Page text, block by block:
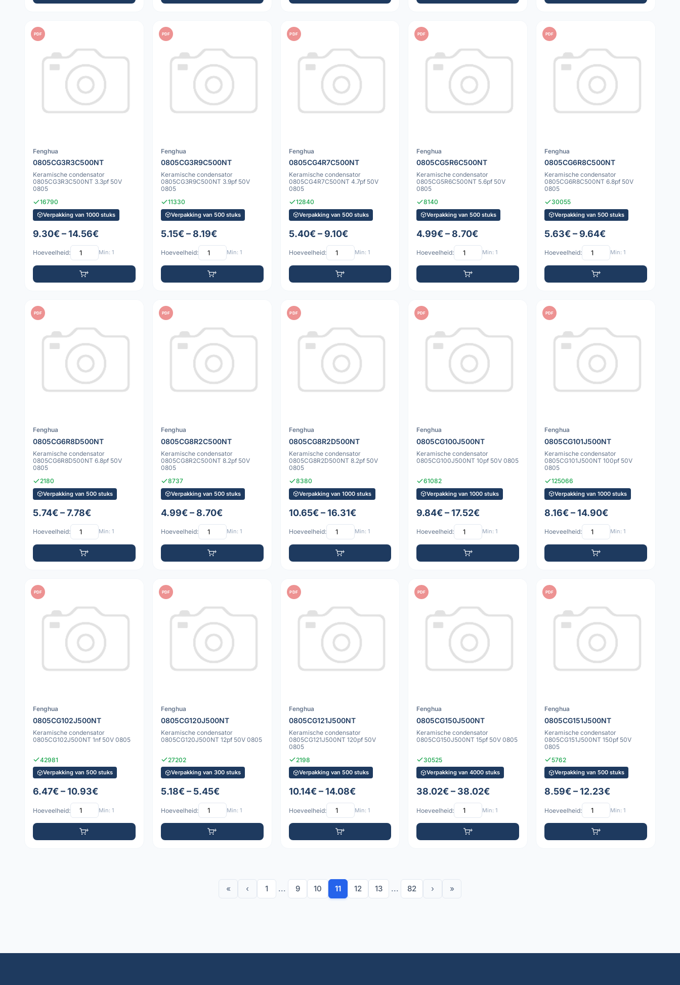
PDF
Fenghua
0805CG3R3C500NT
Keramische condensator
0805CG3R3C500NT 3.3pf 50V
0805
16790
Verpakking van 1000 stuks
9.30€ – 14.56€
Hoeveelheid: Min: 1
PDF
Fenghua
0805CG3R9C500NT
Keramische condensator
0805CG3R9C500NT 3.9pf 50V
0805
11330
Verpakking van 500 stuks
5.15€ – 8.19€
Hoeveelheid: Min: 1
PDF
Fenghua
0805CG4R7C500NT
Keramische condensator
0805CG4R7C500NT 4.7pf 50V
0805
12840
Verpakking van 500 stuks
5.40€ – 9.10€
Hoeveelheid: Min: 1
PDF
Fenghua
0805CG5R6C500NT
Keramische condensator
0805CG5R6C500NT 5.6pf 50V
0805
8140
Verpakking van 500 stuks
4.99€ – 8.70€
Hoeveelheid: Min: 1
PDF
Fenghua
0805CG6R8C500NT
Keramische condensator
0805CG6R8C500NT 6.8pf 50V
0805
30055
Verpakking van 500 stuks
5.63€ – 9.64€
Hoeveelheid: Min: 1
PDF
Fenghua
0805CG6R8D500NT
Keramische condensator
0805CG6R8D500NT 6.8pf 50V
0805
2180
Verpakking van 500 stuks
5.74€ – 7.78€
Hoeveelheid: Min: 1
PDF
Fenghua
0805CG8R2C500NT
Keramische condensator
0805CG8R2C500NT 8.2pf 50V
0805
8737
Verpakking van 500 stuks
4.99€ – 8.70€
Hoeveelheid: Min: 1
PDF
Fenghua
0805CG8R2D500NT
Keramische condensator
0805CG8R2D500NT 8.2pf 50V
0805
8380
Verpakking van 1000 stuks
10.65€ – 16.31€
Hoeveelheid: Min: 1
PDF
Fenghua
0805CG100J500NT
Keramische condensator
0805CG100J500NT 10pf 50V 0805
61082
Verpakking van 1000 stuks
9.84€ – 17.52€
Hoeveelheid: Min: 1
PDF
Fenghua
0805CG101J500NT
Keramische condensator
0805CG101J500NT 100pf 50V
0805
125066
Verpakking van 1000 stuks
8.16€ – 14.90€
Hoeveelheid: Min: 1
PDF
Fenghua
0805CG102J500NT
Keramische condensator
0805CG102J500NT 1nf 50V 0805
42981
Verpakking van 500 stuks
6.47€ – 10.93€
Hoeveelheid: Min: 1
PDF
Fenghua
0805CG120J500NT
Keramische condensator
0805CG120J500NT 12pf 50V 0805
27202
Verpakking van 300 stuks
5.18€ – 5.45€
Hoeveelheid: Min: 1
PDF
Fenghua
0805CG121J500NT
Keramische condensator
0805CG121J500NT 120pf 50V
0805
2198
Verpakking van 500 stuks
10.14€ – 14.08€
Hoeveelheid: Min: 1
PDF
Fenghua
0805CG150J500NT
Keramische condensator
0805CG150J500NT 15pf 50V 0805
30525
Verpakking van 4000 stuks
38.02€ – 38.02€
Hoeveelheid: Min: 1
PDF
Fenghua
0805CG151J500NT
Keramische condensator
0805CG151J500NT 150pf 50V
0805
5762
Verpakking van 500 stuks
8.59€ – 12.23€
Hoeveelheid: Min: 1
« ‹ 1 ... 9 10 11 12 13 ... 82 › »